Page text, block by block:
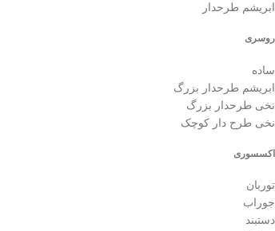
ابریشم طرحدار
روسری
ساده
ابریشم طرحدار بزرگ
نخی طرحدار بزرگ
نخی طرح دار کوچک
اکسسوری
توربان
جوراب
دستبند